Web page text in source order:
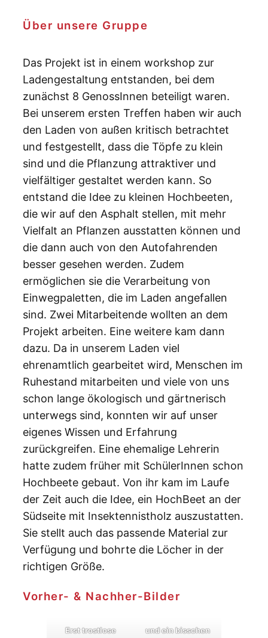
Über unsere Gruppe
Das Projekt ist in einem workshop zur
Ladengestaltung entstanden, bei dem
zunächst 8 GenossInnen beteiligt waren.
Bei unserem ersten Treffen haben wir auch
den Laden von außen kritisch betrachtet
und festgestellt, dass die Töpfe zu klein
sind und die Pflanzung attraktiver und
vielfältiger gestaltet werden kann. So
entstand die Idee zu kleinen Hochbeeten,
die wir auf den Asphalt stellen, mit mehr
Vielfalt an Pflanzen ausstatten können und
die dann auch von den Autofahrenden
besser gesehen werden. Zudem
ermöglichen sie die Verarbeitung von
Einwegpaletten, die im Laden angefallen
sind. Zwei Mitarbeitende wollten an dem
Projekt arbeiten. Eine weitere kam dann
dazu. Da in unserem Laden viel
ehrenamtlich gearbeitet wird, Menschen im
Ruhestand mitarbeiten und viele von uns
schon lange ökologisch und gärtnerisch
unterwegs sind, konnten wir auf unser
eigenes Wissen und Erfahrung
zurückgreifen. Eine ehemalige Lehrerin
hatte zudem früher mit SchülerInnen schon
Hochbeete gebaut. Von ihr kam im Laufe
der Zeit auch die Idee, ein HochBeet an der
Südseite mit Insektennistholz auszustatten.
Sie stellt auch das passende Material zur
Verfügung und bohrte die Löcher in der
richtigen Größe.
Vorher- & Nachher-Bilder
Erst trostlose
und ein bisschen